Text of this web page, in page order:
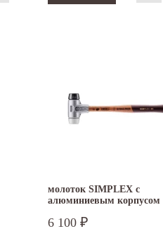
молоток SIMPLEX с
алюминиевым корпусом
3127.030
6 100 ₽